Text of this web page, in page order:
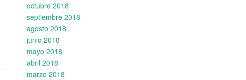
octubre 2018
septiembre 2018
agosto 2018
junio 2018
mayo 2018
abril 2018
marzo 2018